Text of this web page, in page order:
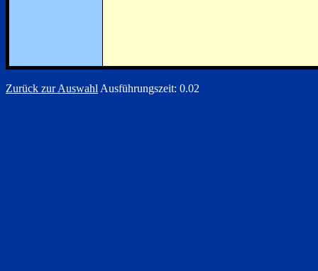
Zurück zur Auswahl Ausführungszeit: 0.02